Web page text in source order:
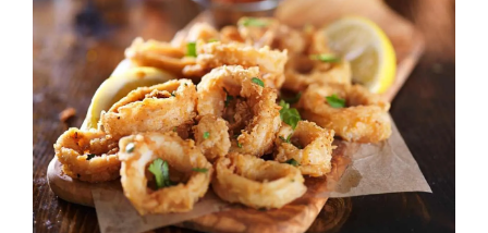
İletişim
Online İşlemler